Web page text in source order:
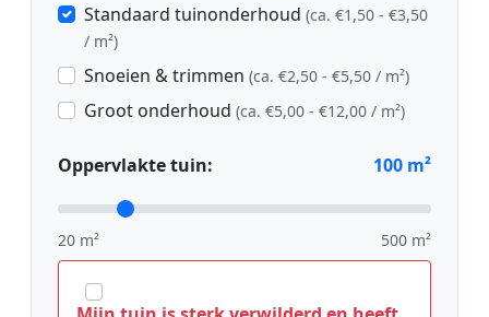
Standaard tuinonderhoud (ca. €1,50 - €3,50
/ m²)
Snoeien & trimmen (ca. €2,50 - €5,50 / m²)
Groot onderhoud (ca. €5,00 - €12,00 / m²)
Oppervlakte tuin: 100 m²
20 m² 500 m²